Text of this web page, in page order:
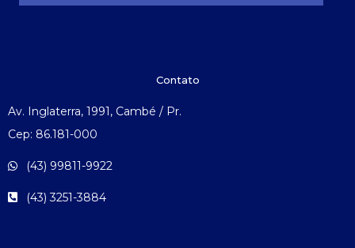
Contato
Av. Inglaterra, 1991, Cambé / Pr.
Cep: 86.181-000
(43) 99811-9922
(43) 3251-3884